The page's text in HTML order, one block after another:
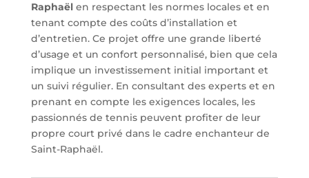
Raphaël en respectant les normes locales et en
tenant compte des coûts d’installation et
d’entretien. Ce projet offre une grande liberté
d’usage et un confort personnalisé, bien que cela
implique un investissement initial important et
un suivi régulier. En consultant des experts et en
prenant en compte les exigences locales, les
passionnés de tennis peuvent profiter de leur
propre court privé dans le cadre enchanteur de
Saint-Raphaël.